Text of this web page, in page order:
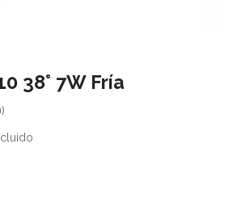
38° 7W Fría